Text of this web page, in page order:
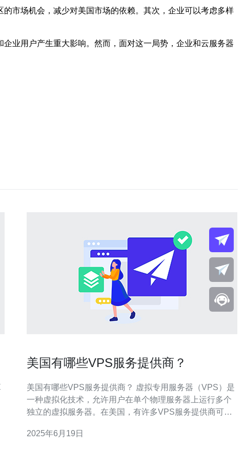
市场机会，减少对美国市场的依赖。其次，企业可以考虑多样
业用户产生重大影响。然而，面对这一局势，企业和云服务器
美国有哪些VPS服务提供商？
美国有哪些VPS服务提供商？ 虚拟专用服务器（VPS）是
一种虚拟化技术，允许用户在单个物理服务器上运行多个
独立的虚拟服务器。在美国，有许多VPS服务提供商可以
家知名的网络托管服务提供商，提供VPS主机方案。他们
2025年6月19日